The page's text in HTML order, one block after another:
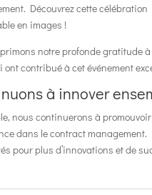
Découvrez cette célébration
en images !
notre profonde gratitude
ont contribué à cet événement
à innover
nous continuerons à promouvoir
dans le contract management.
pour plus d’innovations et de